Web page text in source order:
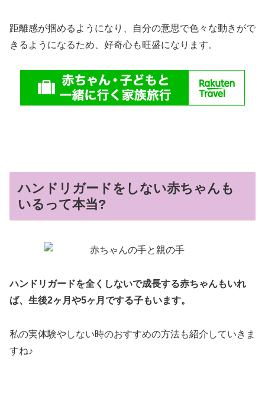
距離感が掴めるようになり、自分の意思で色々な動きがで
きるようになるため、好奇心も旺盛になります。
ハンドリガードをしない赤ちゃんも
いるって本当?
ハンドリガードを全くしないで成長する赤ちゃんもいれ
ば、生後2ヶ月や5ヶ月でする子もいます。
私の実体験やしない時のおすすめの方法も紹介していきま
すね♪